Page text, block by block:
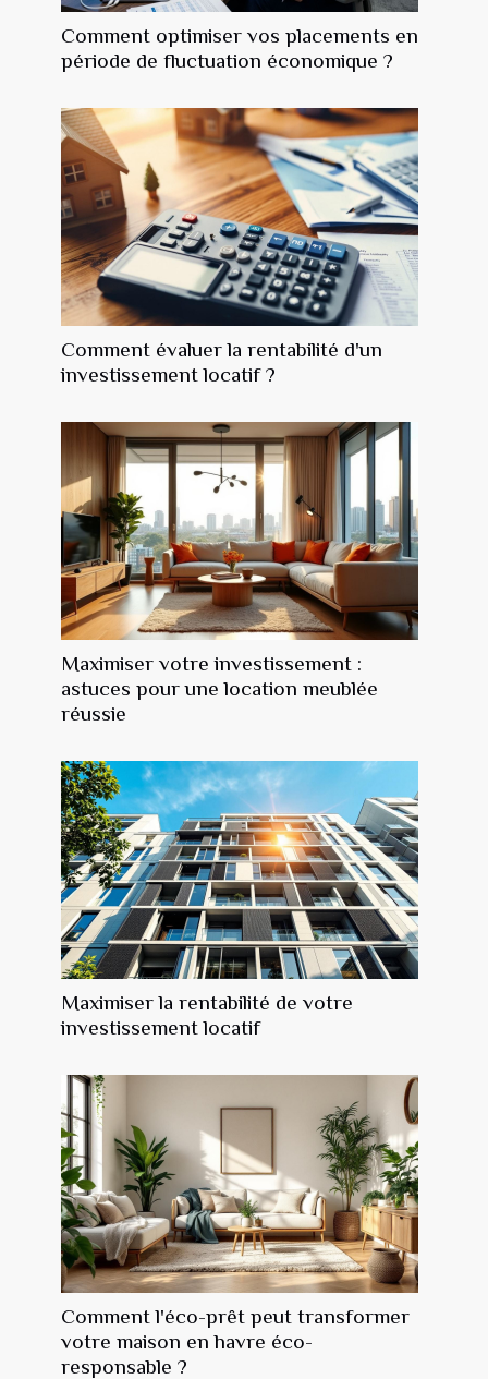
Comment optimiser vos placements en
période de fluctuation économique ?
Comment évaluer la rentabilité d'un
investissement locatif ?
Maximiser votre investissement :
astuces pour une location meublée
réussie
Maximiser la rentabilité de votre
investissement locatif
Comment l'éco-prêt peut transformer
votre maison en havre éco-
responsable ?